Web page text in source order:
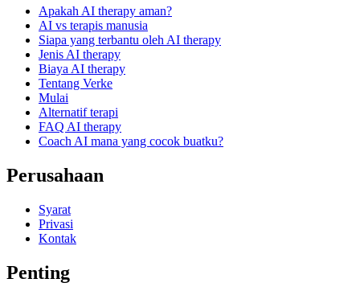
Apakah AI therapy aman?
AI vs terapis manusia
Siapa yang terbantu oleh AI therapy
Jenis AI therapy
Biaya AI therapy
Tentang Verke
Mulai
Alternatif terapi
FAQ AI therapy
Coach AI mana yang cocok buatku?
Perusahaan
Syarat
Privasi
Kontak
Penting